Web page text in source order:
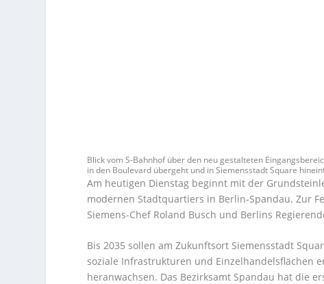
Blick vom S-Bahnhof über den neu gestalteten
in den Boulevard übergeht und in Siemensstadt Square
Am heutigen Dienstag beginnt mit der
modernen Stadtquartiers in Berlin-Spandau. Zur
Siemens-Chef Roland Busch und Berlins
Bis 2035 sollen am Zukunftsort Siemensstadt
soziale Infrastrukturen und Einzelhandelsflächen
heranwachsen. Das Bezirksamt Spandau hat die